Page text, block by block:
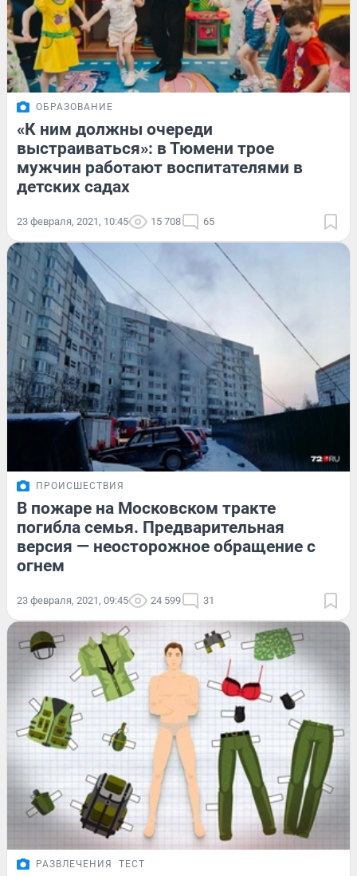
ОБРАЗОВАНИЕ
«К ним должны очереди
выстраиваться»: в Тюмени трое
мужчин работают воспитателями в
детских садах
23 февраля, 2021, 10:45 15 708 65
ПРОИСШЕСТВИЯ
В пожаре на Московском тракте
погибла семья. Предварительная
версия — неосторожное обращение с
огнем
23 февраля, 2021, 09:45 24 599 31
РАЗВЛЕЧЕНИЯ ТЕСТ